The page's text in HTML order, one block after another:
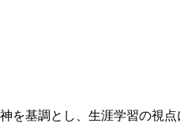
を基調とし、生涯学習の視